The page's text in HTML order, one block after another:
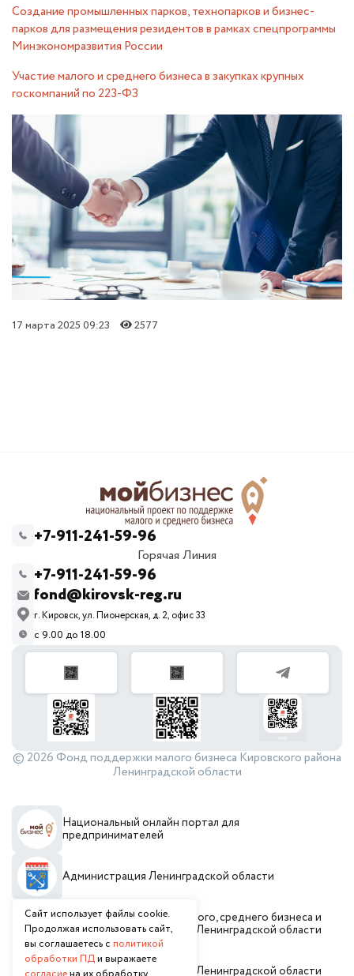
Создание промышленных парков, технопарков и бизнес-
парков для размещения резидентов в рамках спецпрограммы
Минэкономразвития России
Участие малого и среднего бизнеса в закупках крупных
госкомпаний по 223-ФЗ
17 марта 2025 09:23 2577
+7-911-241-59-96
Горячая Линия
+7-911-241-59-96
fond@kirovsk-reg.ru
г. Кировск, ул. Пионерская, д. 2, офис 33
с 9.00 до 18.00
© 2026 Фонд поддержки малого бизнеса Кировского района
Ленинградской области
Национальный онлайн портал для
предпринимателей
Администрация Ленинградской области
Комитет по развитию малого, среднего бизнеса и
потребительского рынка Ленинградской области
Инвестиционный портал Ленинградской области
Сайт использует файлы cookie.
Продолжая использовать сайт,
вы соглашаетесь с политикой
обработки ПДи выражаете